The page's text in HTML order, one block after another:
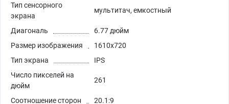
Тип сенсорного
экрана
мультитач, емкостный
Диагональ
6.77 дюйм
Размер изображения
1610x720
Тип экрана
IPS
Число пикселей на
дюйм
261
Соотношение сторон
20.1:9